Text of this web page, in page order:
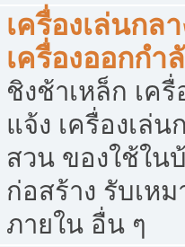
เครื่องเล่นกล
เครื่องออกกำ
ชิงช้าเหล็ก เค
แจ้ง เครื่องเล่น
สวน ของใช้ใน
ก่อสร้าง รับเห
ภายใน อื่น ๆ